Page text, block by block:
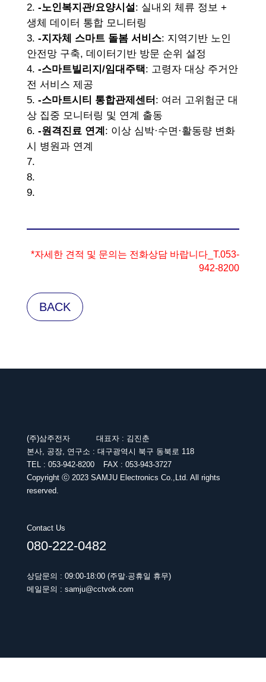
-노인복지관/요양시설 : 실내외 체류 정보 +
생체 데이터 통합 모니터링
-지자체 스마트 돌봄 서비스: 지역기반 노인
안전망 구축, 데이터기반 방문 순위 설정
-스마트빌리지/임대주택: 고령자 대상 주거안
전 서비스 제공
-스마트시티 통합관제센터 : 여러 고위험군 대
상 집중 모니터링 및 연계 출동
-원격진료 연계 : 이상 심박·수면·활동량 변화
시 병원과 연계
*자세한 견적 및 문의는 전화상담 바랍니다_T.053-
942-8200
BACK
(주)삼주전자 대표자 : 김진춘
본사, 공장, 연구소 : 대구광역시 북구 동북로 118
TEL : 053-942-8200 FAX : 053-943-3727
Copyright ⓒ 2023 SAMJU Electronics Co.,Ltd. All rights
reserved.
Contact Us
080-222-0482
상담문의 : 09:00-18:00 (주말·공휴일 휴무)
메일문의 : samju@cctvok.com